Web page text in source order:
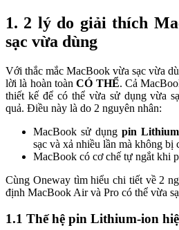
1. 2 lý do giải thích
sạc vừa dùng
Với thắc mắc MacBook vừa sạc vừa
lời là hoàn toànCÓ THỂ. Cả
thiết kế để có thể vừa sử dụng vừa
quả. Điều này là do 2 nguyên nhân:
MacBook sử dụng pin
sạc và xả nhiều lần mà không bị
MacBook có cơ chế tự ngắt khi
Cùng Oneway tìm hiểu chi tiết về 2
định MacBook Air và Pro có thể vừa
1.1 Thế hệ pin Lithium-ion